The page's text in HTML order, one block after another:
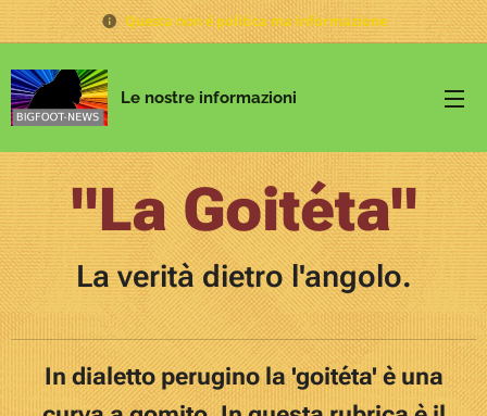
Questa non é politica ma informazione
Le nostre informazioni
"La Goitéta"
La verità dietro l'angolo.
In dialetto perugino la 'goitéta' è una